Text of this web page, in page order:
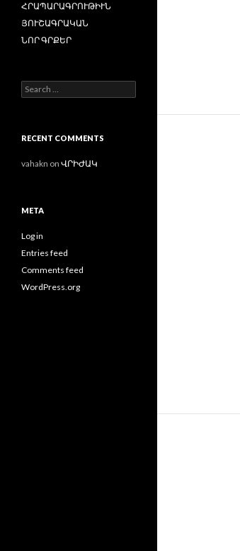
ՀՐԱՊԱՐԱԳՐՈՒԹԻՒՆ
ՅՈՒՇԱԳՐԱԿԱՆ
ՆՈՐ ԳՐՔԵՐ
Search
for:
RECENT COMMENTS
vahakn on ՎՐԻԺԱԿ
META
Log in
Entries feed
Comments feed
WordPress.org